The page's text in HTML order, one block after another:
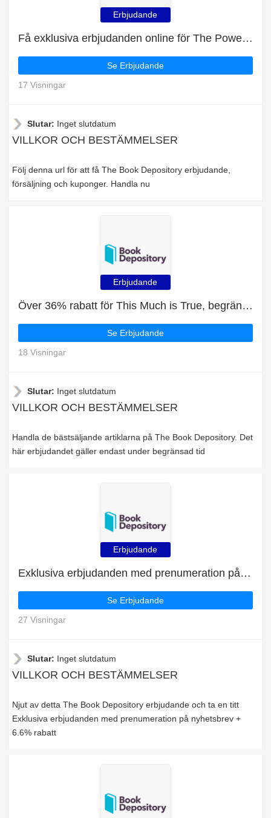
Erbjudande
Få exklusiva erbjudanden online för The Power of Geography: upp till 44% rabatt
Se Erbjudande
17 Visningar
Slutar: Inget slutdatum
VILLKOR OCH BESTÄMMELSER
Följ denna url för att få The Book Depository erbjudande,
försäljning och kuponger. Handla nu
Erbjudande
Över 36% rabatt för This Much is True, begränsat erbjudande
Se Erbjudande
18 Visningar
Slutar: Inget slutdatum
VILLKOR OCH BESTÄMMELSER
Handla de bästsäljande artiklarna på The Book Depository. Det
här erbjudandet gäller endast under begränsad tid
Erbjudande
Exklusiva erbjudanden med prenumeration på nyhetsbrev + 6.6% rabatt
Se Erbjudande
27 Visningar
Slutar: Inget slutdatum
VILLKOR OCH BESTÄMMELSER
Njut av detta The Book Depository erbjudande och ta en titt
Exklusiva erbjudanden med prenumeration på nyhetsbrev +
6.6% rabatt